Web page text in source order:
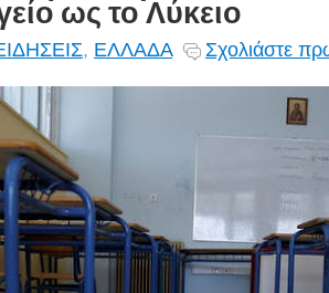
ως το Λύκειο
, ΕΛΛΑΔΑ Σχολιάστε